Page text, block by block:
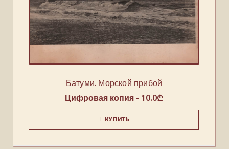
Батуми. Морской прибой
Цифровая копия - 10.0₾
КУПИТЬ